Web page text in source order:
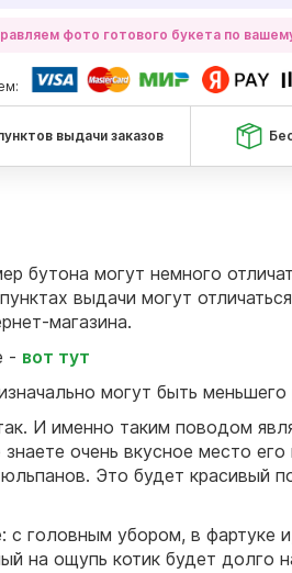
фото готового букета по
выдачи заказов
бутона могут немного
выдачи могут
магазина.
- вот тут
могут быть
И именно таким поводом
очень вкусное место его
Это будет красивый
с головным убором, в фартуке
на ощупь котик будет долго